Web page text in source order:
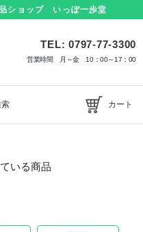
ショップ いっぽ一歩堂
TEL: 0797-77-3300
営業時間 月～金 10：00～17：00
カート
いる商品